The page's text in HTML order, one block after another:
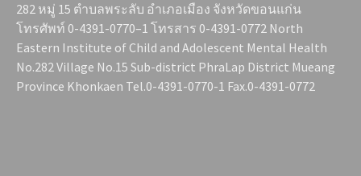
282 หมู่ 15 ตำบลพระลับ อำเภอเมือง จังหวัดขอนแก่น
โทรศัพท์ 0-4391-0770–1 โทรสาร 0-4391-0772 North
Eastern Institute of Child and Adolescent Mental Health
No.282 Village No.15 Sub-district PhraLap District Mueang
Province Khonkaen Tel.0-4391-0770-1 Fax.0-4391-0772